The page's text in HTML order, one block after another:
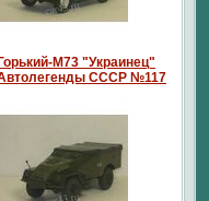
Горький-М73 "Украинец"
СССР №117